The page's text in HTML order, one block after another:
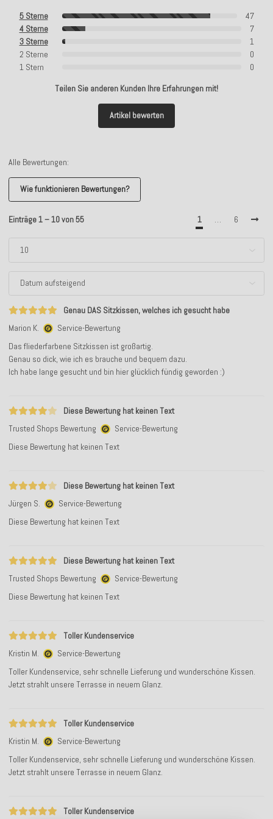
5 Sterne
47
4 Sterne
7
3 Sterne
1
2 Sterne
0
1 Stern
0
Teilen Sie anderen Kunden Ihre Erfahrungen mit!
Artikel bewerten
Alle Bewertungen:
Wie funktionieren Bewertungen?
Einträge 1 – 10 von 55 1 … 6
Genau DAS Sitzkissen, welches ich gesucht habe
Marion K.
Service-Bewertung
Das fliederfarbene Sitzkissen ist großartig.
Genau so dick, wie ich es brauche und bequem dazu.
Ich habe lange gesucht und bin hier glücklich fündig geworden :)
Diese Bewertung hat keinen Text
Trusted Shops Bewertung
Service-Bewertung
Diese Bewertung hat keinen Text
Diese Bewertung hat keinen Text
Jürgen S.
Service-Bewertung
Diese Bewertung hat keinen Text
Diese Bewertung hat keinen Text
Trusted Shops Bewertung
Service-Bewertung
Diese Bewertung hat keinen Text
Toller Kundenservice
Kristin M.
Service-Bewertung
Toller Kundenservice, sehr schnelle Lieferung und wunderschöne Kissen.
Jetzt strahlt unsere Terrasse in neuem Glanz.
Toller Kundenservice
Kristin M.
Service-Bewertung
Toller Kundenservice, sehr schnelle Lieferung und wunderschöne Kissen.
Jetzt strahlt unsere Terrasse in neuem Glanz.
Toller Kundenservice